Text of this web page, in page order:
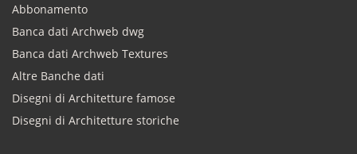
Abbonamento
Banca dati Archweb dwg
Banca dati Archweb Textures
Altre Banche dati
Disegni di Architetture famose
Disegni di Architetture storiche